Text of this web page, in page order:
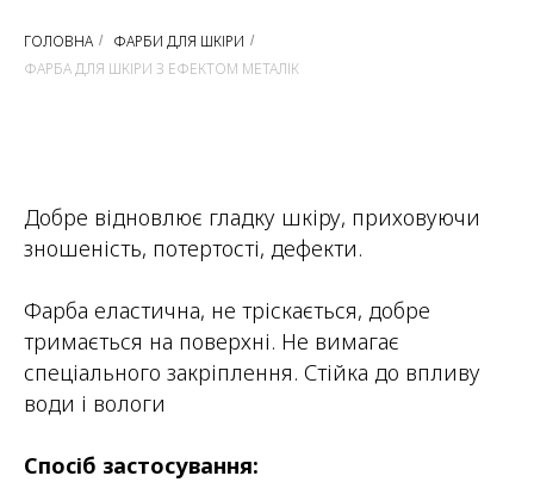
ГОЛОВНА / ФАРБИ ДЛЯ ШКІРИ /
ФАРБА ДЛЯ ШКІРИ З ЕФЕКТОМ МЕТАЛІК
Добре відновлює гладку шкіру, приховуючи
зношеність, потертості, дефекти.
Фарба еластична, не тріскається, добре
тримається на поверхні. Не вимагає
спеціального закріплення. Стійка до впливу
води і вологи
Спосіб застосування: